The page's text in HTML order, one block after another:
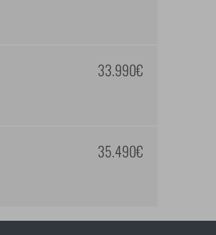
33.990€
35.490€